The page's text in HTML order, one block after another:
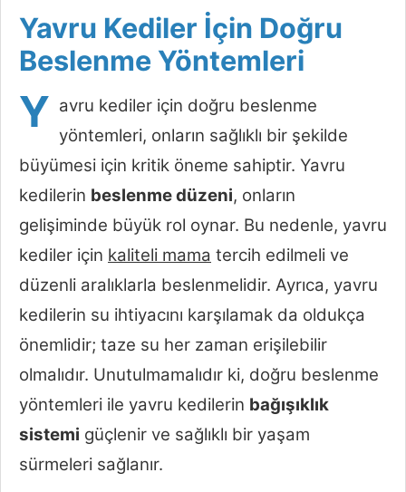
Yavru Kediler İçin Doğru
Beslenme Yöntemleri
Y avru kediler için doğru beslenme
yöntemleri, onların sağlıklı bir şekilde
büyümesi için kritik öneme sahiptir. Yavru
kedilerin beslenme düzeni, onların
gelişiminde büyük rol oynar. Bu nedenle, yavru
kediler için kaliteli mama tercih edilmeli ve
düzenli aralıklarla beslenmelidir. Ayrıca, yavru
kedilerin su ihtiyacını karşılamak da oldukça
önemlidir; taze su her zaman erişilebilir
olmalıdır. Unutulmamalıdır ki, doğru beslenme
yöntemleri ile yavru kedilerin bağışıklık
sistemi güçlenir ve sağlıklı bir yaşam
sürmeleri sağlanır.